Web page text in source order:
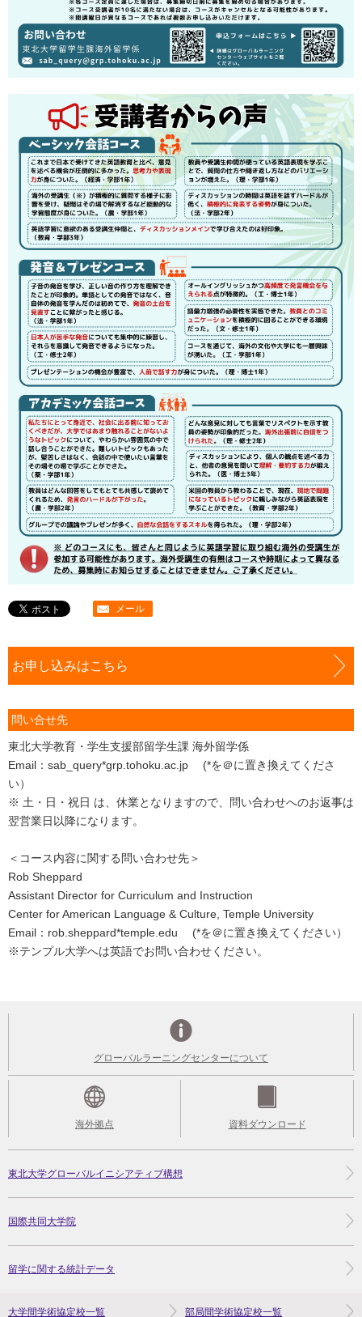
メール
お申し込みはこちら
問い合せ先
東北大学教育・学生支援部留学生課 海外留学係
Email：sab_query*grp.tohoku.ac.jp (*を＠に置き換えてくださ
い）
※ 土・日・祝日 は、休業となりますので、問い合わせへのお返事は
翌営業日以降になります。
＜コース内容に関する問い合わせ先＞
Rob Sheppard
Assistant Director for Curriculum and Instruction
Center for American Language & Culture, Temple University
Email：rob.sheppard*temple.edu (*を＠に置き換えてください）
※テンプル大学へは英語でお問い合わせください。
グローバルラーニングセンターについて
海外拠点 資料ダウンロード
東北大学グローバルイニシアティブ構想
国際共同大学院
留学に関する統計データ
大学間学術協定校一覧 部局間学術協定校一覧